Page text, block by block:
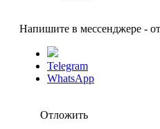
Напишите в мессенджере -
Telegram
WhatsApp
Отложить